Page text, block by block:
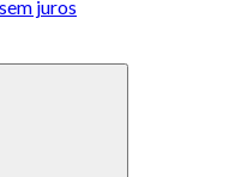
juros